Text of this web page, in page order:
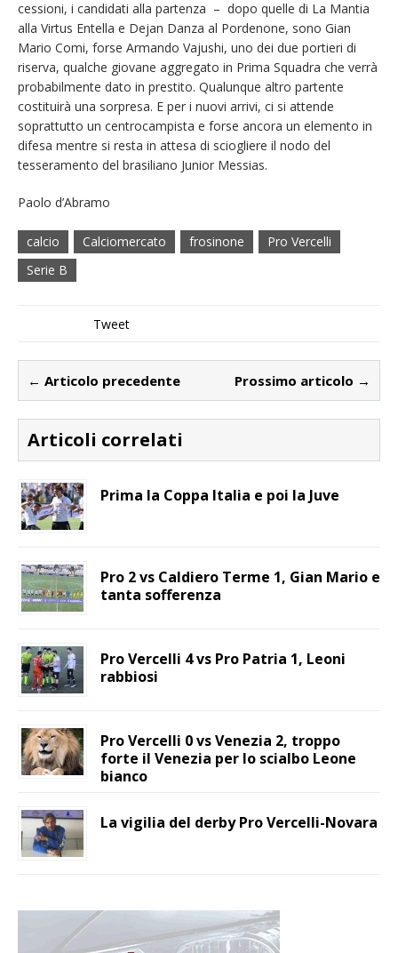
cessioni, i candidati alla partenza – dopo quelle di La Mantia
alla Virtus Entella e Dejan Danza al Pordenone, sono Gian
Mario Comi, forse Armando Vajushi, uno dei due portieri di
riserva, qualche giovane aggregato in Prima Squadra che verrà
probabilmente dato in prestito. Qualunque altro partente
costituirà una sorpresa. E per i nuovi arrivi, ci si attende
soprattutto un centrocampista e forse ancora un elemento in
difesa mentre si resta in attesa di sciogliere il nodo del
tesseramento del brasiliano Junior Messias.
Paolo d’Abramo
calcio Calciomercato frosinone
Pro Vercelli
Serie B
Tweet
← Articolo precedente Prossimo articolo →
Articoli correlati
Prima la Coppa Italia e poi la Juve
Pro 2 vs Caldiero Terme 1, Gian Mario e
tanta sofferenza
Pro Vercelli 4 vs Pro Patria 1, Leoni
rabbiosi
Pro Vercelli 0 vs Venezia 2, troppo
forte il Venezia per lo scialbo Leone
bianco
La vigilia del derby Pro Vercelli-Novara